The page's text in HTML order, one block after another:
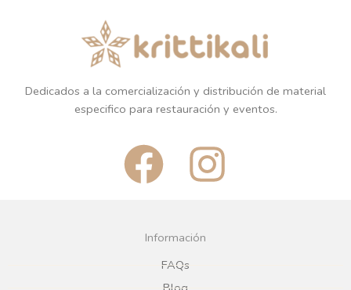
Dedicados a la comercialización y distribución de material
especifico para restauración y eventos.
F
a
c
e
I
n
Información
FAQs